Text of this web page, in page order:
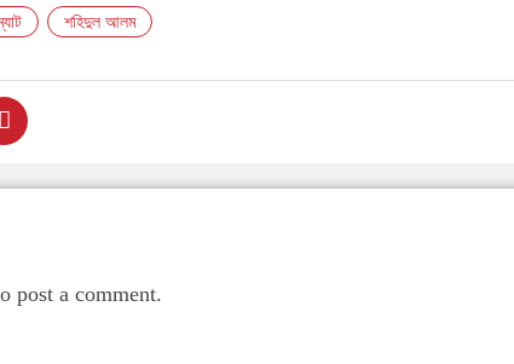
শহিদুল আলম
post a comment.